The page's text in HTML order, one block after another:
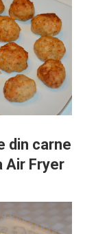
din carne
Air Fryer